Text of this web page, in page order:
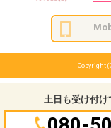
土日も受け付け
Copyright